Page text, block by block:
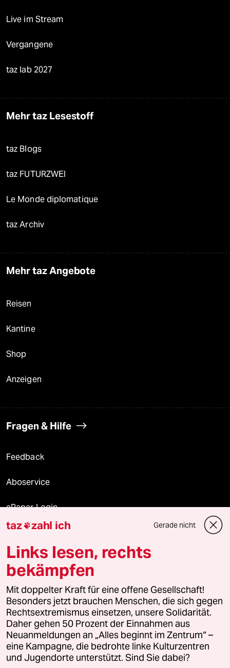
Live im Stream
Vergangene
taz lab 2027
Mehr taz Lesestoff
taz Blogs
taz FUTURZWEI
Le Monde diplomatique
taz Archiv
Mehr taz Angebote
Reisen
Kantine
Shop
Anzeigen
Fragen & Hilfe
Feedback
Aboservice
ePaper Login
Downloads für Abonnierende
© 2026 taz Verlags und Vertriebs GmbH
Alle Rechte vorbehalten. Bei rechtlichen Fragen oder für Genehmigungen
wenden Sie sich bitte an
lizenzen@taz.de
Feedback Redaktionsstatut Kommune-Richtlinien
Leitlinie Informant Datenschutz Impressum AGB
taz zahl ich Gerade nicht
Links lesen, rechts
bekämpfen
Mit doppelter Kraft für eine offene Gesellschaft!
Besonders jetzt brauchen Menschen, die sich gegen
Rechtsextremismus einsetzen, unsere Solidarität.
Daher gehen 50 Prozent der Einnahmen aus
Neuanmeldungen an „Alles beginnt im Zentrum“ –
eine Kampagne, die bedrohte linke Kulturzentren
und Jugendorte unterstützt. Sind Sie dabei?